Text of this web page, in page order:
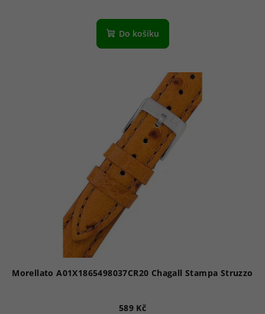
Do košíku
Morellato A01X1865498037CR20 Chagall Stampa Struzzo
589 Kč